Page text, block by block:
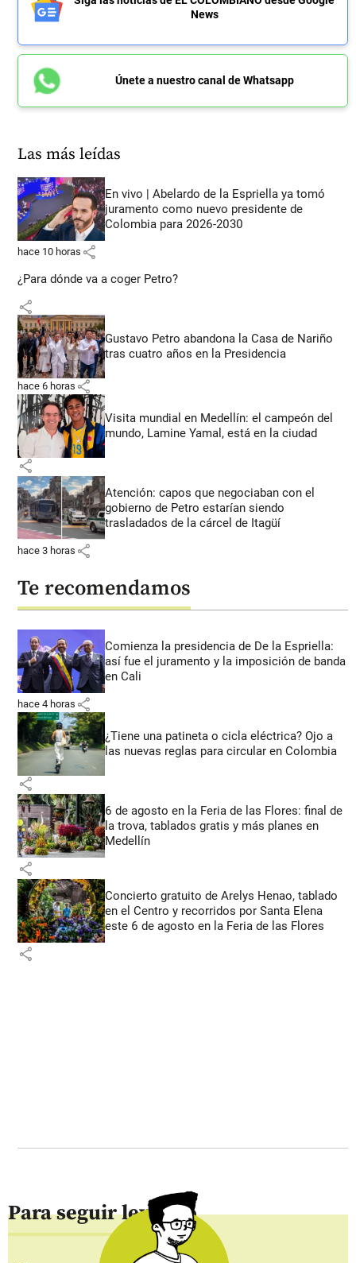
News
Únete a nuestro canal de Whatsapp
Las más leídas
En vivo | Abelardo de la Espriella ya tomó
juramento como nuevo presidente de
Colombia para 2026-2030
hace 10 horas share
¿Para dónde va a coger Petro?
share
Gustavo Petro abandona la Casa de Nariño
tras cuatro años en la Presidencia
hace 6 horas share
Visita mundial en Medellín: el campeón del
mundo, Lamine Yamal, está en la ciudad
share
Atención: capos que negociaban con el
gobierno de Petro estarían siendo
trasladados de la cárcel de Itagüí
hace 3 horas share
Te recomendamos
Comienza la presidencia de De la Espriella:
así fue el juramento y la imposición de banda
en Cali
hace 4 horas share
¿Tiene una patineta o cicla eléctrica? Ojo a
las nuevas reglas para circular en Colombia
share
6 de agosto en la Feria de las Flores: final de
la trova, tablados gratis y más planes en
Medellín
share
Concierto gratuito de Arelys Henao, tablado
en el Centro y recorridos por Santa Elena
este 6 de agosto en la Feria de las Flores
share
Para seguir leyendo